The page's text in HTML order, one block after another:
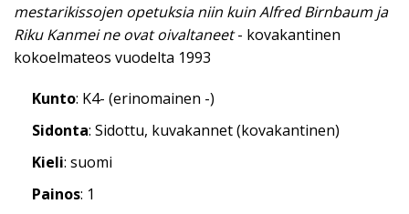
mestarikissojen opetuksia niin kuin Alfred Birnbaum ja
Riku Kanmei ne ovat oivaltaneet- kovakantinen
kokoelmateos vuodelta 1993
Kunto: K4- (erinomainen -)
Sidonta: Sidottu, kuvakannet (kovakantinen)
Kieli: suomi
Painos: 1